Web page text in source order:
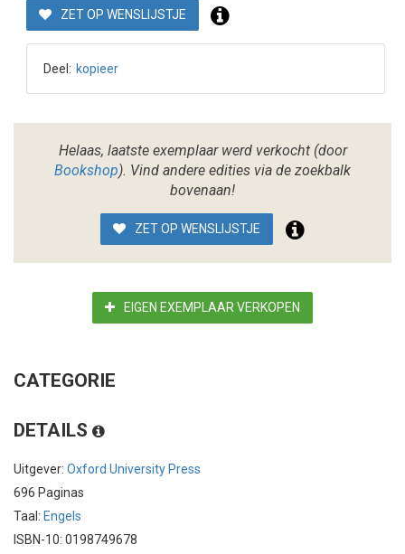
ZET OP WENSLIJSTJE
Deel: kopieer
Helaas, laatste exemplaar werd verkocht (door
Bookshop). Vind andere edities via de zoekbalk
bovenaan!
ZET OP WENSLIJSTJE
EIGEN EXEMPLAAR VERKOPEN
CATEGORIE
DETAILS
Uitgever: Oxford University Press
696 Paginas
Taal: Engels
ISBN-10: 0198749678